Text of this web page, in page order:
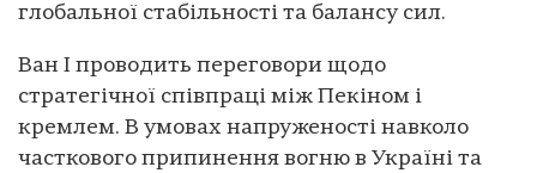
глобальної стабільності та балансу сил.
Ван І проводить переговори щодо
стратегічної співпраці між Пекіном і
кремлем. В умовах напруженості навколо
часткового припинення вогню в Україні та